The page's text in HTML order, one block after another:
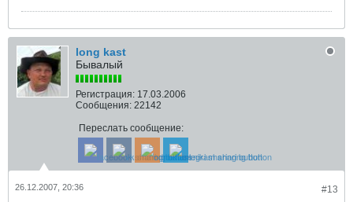
long kast
Бывалый
Регистрация: 17.03.2006
Сообщения: 22142
Переслать сообщение:
#13
26.12.2007, 20:36